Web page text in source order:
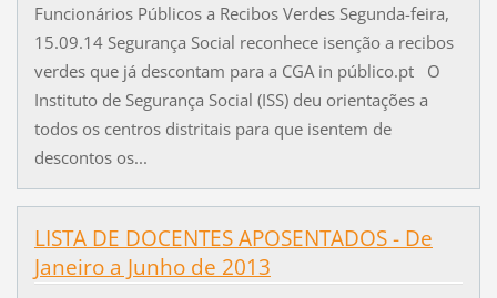
Funcionários Públicos a Recibos Verdes Segunda-feira,
15.09.14 Segurança Social reconhece isenção a recibos
verdes que já descontam para a CGA in público.pt O
Instituto de Segurança Social (ISS) deu orientações a
todos os centros distritais para que isentem de
descontos os...
LISTA DE DOCENTES APOSENTADOS - De
Janeiro a Junho de 2013